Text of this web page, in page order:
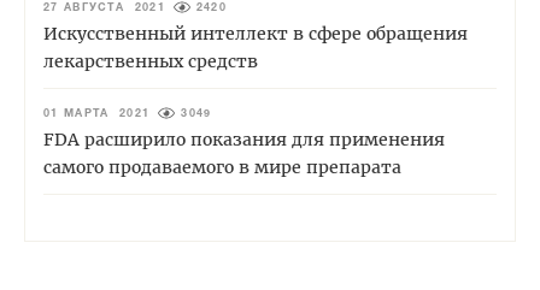
27 АВГУСТА 2021 2420
Искусственный интеллект в сфере обращения
лекарственных средств
01 МАРТА 2021 3049
FDA расширило показания для применения
самого продаваемого в мире препарата